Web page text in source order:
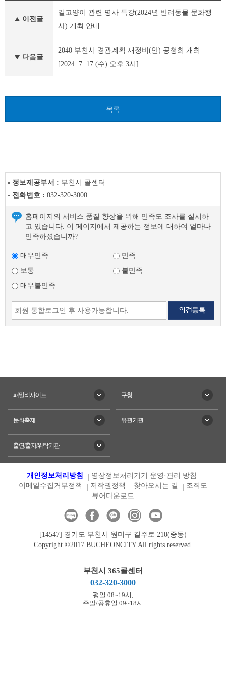
음
이전글
길고양이 관련 명사 특강(2024년 반려동물 문화행
사) 개최 안내
다음글
2040 부천시 경관계획 재정비(안) 공청회 개최
[2024. 7. 17.(수) 오후 3시]
목록
정보제공부서 : 부천시 콜센터
전화번호 : 032-320-3000
홈페이지의 서비스 품질 향상을 위해 만족도 조사를 실시하
고 있습니다. 이 페이지에서 제공하는 정보에 대하여 얼마나
만족하셨습니까?
매우만족
만족
보통
불만족
매우불만족
패밀리사이트 구청
문화축제 유관기관
출연/출자/위탁기관
개인정보처리방침
영상정보처리기기 운영·관리 방침
이메일수집거부정책
저작권정책 찾아오시는 길
조직도
뷰어다운로드
[14547] 경기도 부천시 원미구 길주로 210(중동)
Copyright ©2017 BUCHEONCITY All rights reserved.
부천시 365콜센터
032-320-3000
평일 08~19시,
주말/공휴일 09~18시